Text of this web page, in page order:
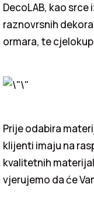
DecoLAB, kao
raznovrsnih
ormara, te
Prije odabira
klijenti imaju na
kvalitetnih
vjerujemo da će